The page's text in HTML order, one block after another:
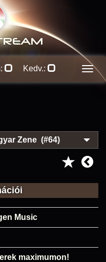
Kedv.:
Zene (#64)
Music
maximumon!